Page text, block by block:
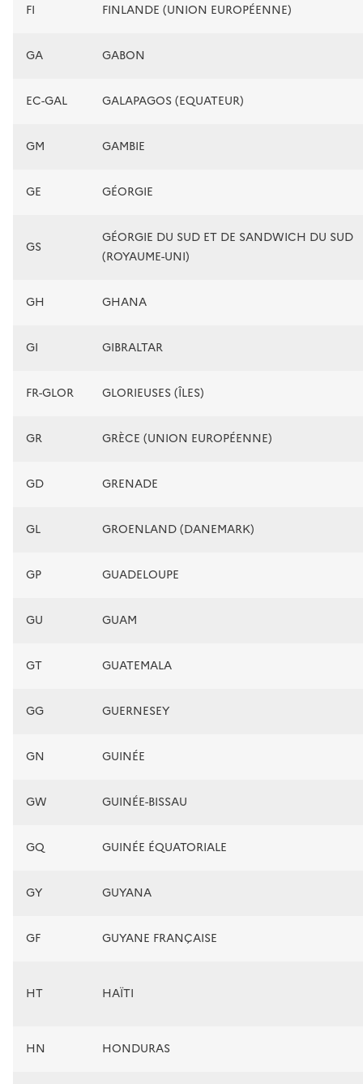
FI FINLANDE (UNION EUROPÉENNE)
GA GABON
EC-GAL GALAPAGOS (EQUATEUR)
GM GAMBIE
GE GÉORGIE
GS
GÉORGIE DU SUD ET DE SANDWICH DU SUD
(ROYAUME-UNI)
GH GHANA
GI GIBRALTAR
FR-GLOR GLORIEUSES (ÎLES)
GR GRÈCE (UNION EUROPÉENNE)
GD GRENADE
GL GROENLAND (DANEMARK)
GP GUADELOUPE
GU GUAM
GT GUATEMALA
GG GUERNESEY
GN GUINÉE
GW GUINÉE-BISSAU
GQ GUINÉE ÉQUATORIALE
GY GUYANA
GF GUYANE FRANÇAISE
HT HAÏTI
HN HONDURAS